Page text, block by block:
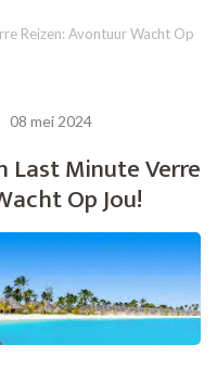
Reizen: Avontuur Wacht Op
08 mei 2024
Last Minute Verre
Op Jou!